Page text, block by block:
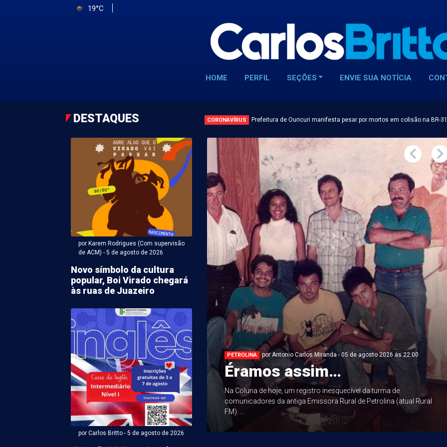
19°C
HOME PERFIL SEÇÕES ENVIE SUA NOTÍCIA
DESTAQUES CORONAVÍRUS Prefeitura de Ouricuri manifesta pesar por mortos em colisão na BR-
por Karem Rodrigues (Com supervisão
de ACM) - 5 de agosto de 2026
Novo símbolo da cultura
popular, Boi Virado chegará
às ruas de Juazeiro
por Carlos Britto - 5 de agosto de 2026
por sucatas
em bairros
da matéria sobre o acúmulo de sucatas nos
e Alto da Aliança, em Juazeiro (BA), ...
PETROLINA por Antonio Carlos Miranda - 05 de agosto 2026 às 22:00
Éramos assim…
Na Coluna de hoje, um registro inesquecível da turma de
comunicadores da antiga Emissora Rural de Petrolina (atual Rural
FM). ...